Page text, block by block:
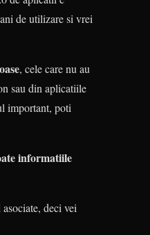
de utilizare si vrei
, cele care nu au
sau din aplicatiile
important, poti
informatiile
deci vei